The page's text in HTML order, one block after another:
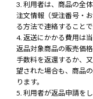
利用者は、商品の全
注文情報（受注番号・
る方法で連絡すること
返送にかかる費用は
返品対象商品の販売価
手数料を返還するか、
望された場合も、商品
ります。
利用者が返品申請を